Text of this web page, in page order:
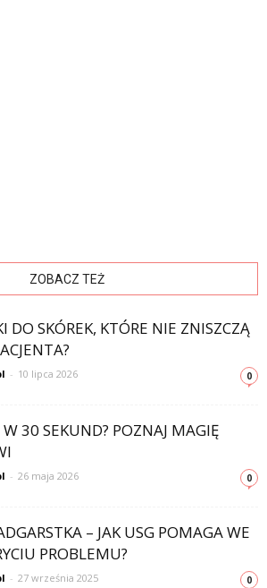
ZOBACZ TEŻ
DO SKÓREK, KTÓRE NIE ZNISZCZĄ
- 10 lipca 2026 0
30 SEKUND? POZNAJ MAGIĘ
- 26 maja 2026 0
– JAK USG POMAGA WE
PROBLEMU?
- 27 września 2025 0